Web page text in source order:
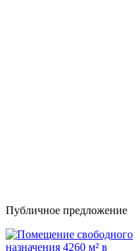
Публичное предложение